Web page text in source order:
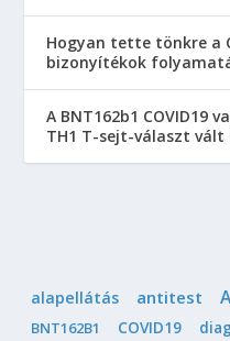
Hogyan tette tönkre a
bizonyítékok
A BNT162b1 COVID19
TH1 T-sejt-választ vált
alapellátás antitest
BNT162B1
COVID19